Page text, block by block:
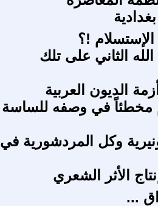
!؟
الثاني على تلك
الديون العربية
مخطئاً في وصفه للساسة
وكل المردشورية في
الأثر الشعري
...